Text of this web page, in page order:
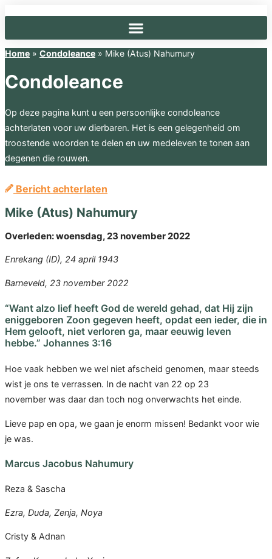
naar
inhoud
Home » Condoleance » Mike (Atus) Nahumury
Condoleance
Op deze pagina kunt u een persoonlijke condoleance
achterlaten voor uw dierbaren. Het is een gelegenheid om
troostende woorden te delen en uw medeleven te tonen aan
degenen die rouwen.
Bericht achterlaten
Mike (Atus) Nahumury
Overleden:woensdag, 23 november 2022
Enrekang (ID), 24 april 1943
Barneveld, 23 november 2022
“Want alzo lief heeft God de wereld gehad, dat Hij zijn
eniggeboren Zoon gegeven heeft, opdat een ieder, die in
Hem gelooft, niet verloren ga, maar eeuwig leven
hebbe.” Johannes 3:16
Hoe vaak hebben we wel niet afscheid genomen, maar steeds
wist je ons te verrassen. In de nacht van 22 op 23
november was daar dan toch nog onverwachts het einde.
Lieve pap en opa, we gaan je enorm missen! Bedankt voor wie
je was.
Marcus Jacobus Nahumury
Reza & Sascha
Ezra, Duda, Zenja, Noya
Cristy & Adnan